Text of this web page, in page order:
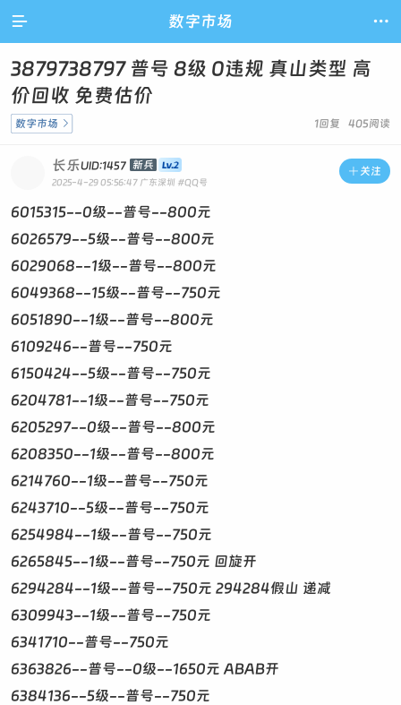
 数字市场 
3879738797 普号 8级 0违规 真山类型​ 高
价回收 免费估价
1回复 405阅读
数字市场 
 关注
长乐UID:1457 新兵
2025-4-29 05:56:47 广东深圳 #QQ号
6015315--0级--普号--800元
6026579--5级--普号--800元
6029068--1级--普号--800元
6049368--15级--普号--750元
6051890--1级--普号--800元
6109246--普号--750元
6150424--5级--普号--750元
6204781--1级--普号--750元
6205297--0级--普号--800元
6208350--1级--普号--800元
6214760--1级--普号--750元
6243710--5级--普号--750元
6254984--1级--普号--750元
6265845--1级--普号--750元 回旋开
6294284--1级--普号--750元 294284假山 递减
6309943--1级--普号--750元
6341710--普号--750元
6363826--普号--0级--1650元 ABAB开
6384136--5级--普号--750元